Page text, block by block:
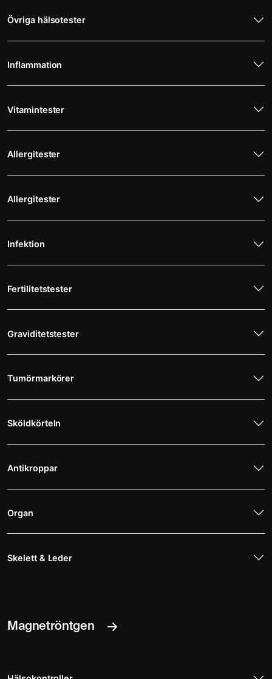
Övriga hälsotester
Inflammation
Vitamintester
Allergitester
Allergitester
Infektion
Fertilitetstester
Graviditetstester
Tumörmarkörer
Sköldkörteln
Antikroppar
Organ
Skelett & Leder
Magnetröntgen